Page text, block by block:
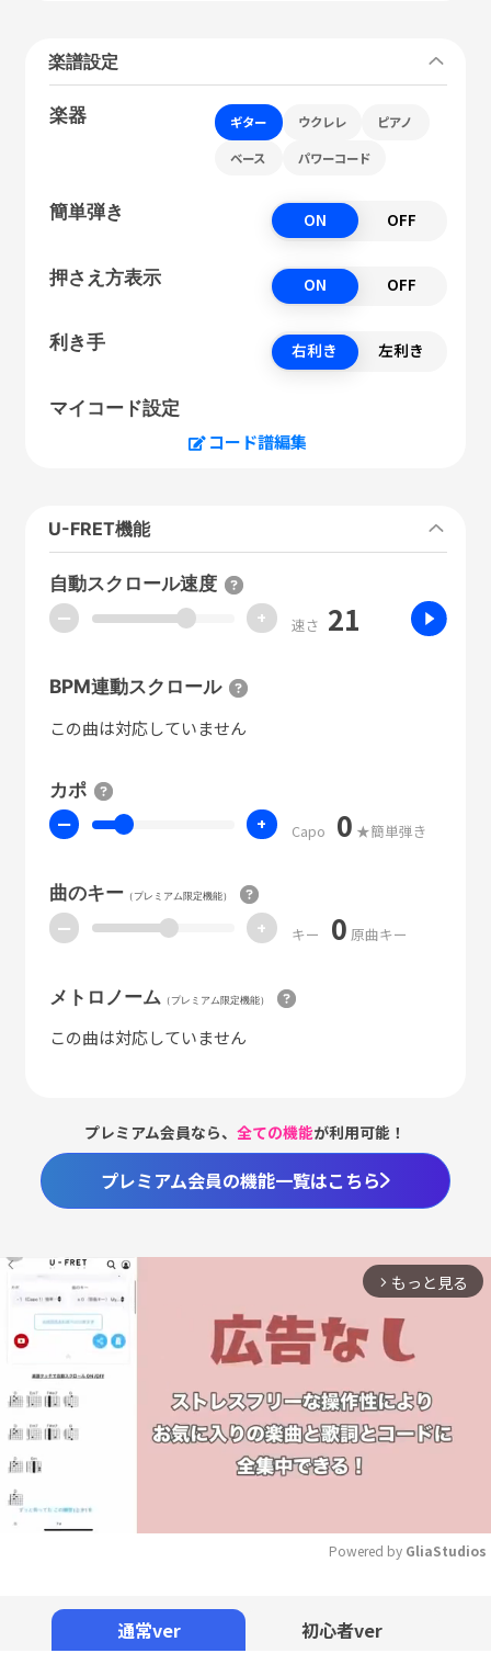
楽譜設定
楽器 ギター ウクレレ ピアノ
ベース パワーコード
簡単弾き ON OFF
押さえ方表示 ON OFF
利き手 右利き 左利き
マイコード設定
コード譜編集
U-FRET機能
自動スクロール速度
ー + 速さ 21
BPM連動スクロール
この曲は対応していません
カポ
ー + Capo 0 ★簡単弾き
曲のキー（プレミアム限定機能）
ー + キー 0 原曲キー
メトロノーム （プレミアム限定機能）
この曲は対応していません
プレミアム会員なら、全ての機能が利用可能！
プレミアム会員の機能一覧はこちら
arrow_forward_ios もっと見る
Powered by GliaStudios
通常ver 初心者ver